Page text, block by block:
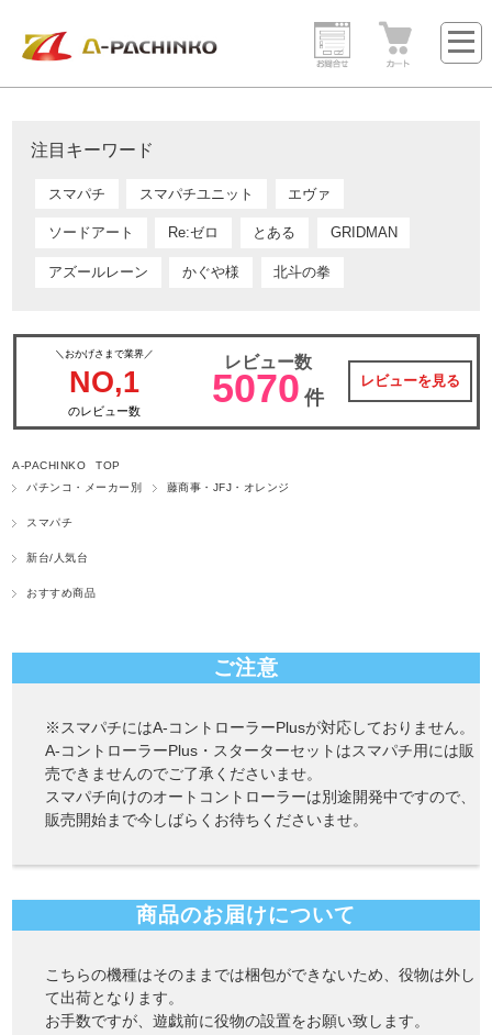
注目キーワード
スマパチ スマパチユニット エヴァ
ソードアート Re:ゼロ とある GRIDMAN
アズールレーン かぐや様 北斗の拳
＼おかげさまで業界／
NO,1
のレビュー数
レビュー数
5070 件
レビューを見る
A-PACHINKO TOP
パチンコ・メーカー別
藤商事・JFJ・オレンジ
スマパチ
新台/人気台
おすすめ商品
ご注意
※スマパチにはA-コントローラーPlusが対応しておりません。
A-コントローラーPlus・スターターセットはスマパチ用には販
売できませんのでご了承くださいませ。
スマパチ向けのオートコントローラーは別途開発中ですので、
販売開始まで今しばらくお待ちくださいませ。
商品のお届けについて
こちらの機種はそのままでは梱包ができないため、役物は外し
て出荷となります。
お手数ですが、遊戯前に役物の設置をお願い致します。